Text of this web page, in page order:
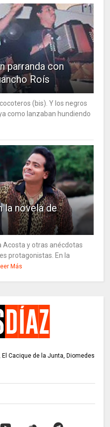
parranda con
Roís
(bis). Y los negros
como lanzaban hundiendo
la novela de
Acosta y otras anécdotas
protagonistas. En la
Más
Cacique de la Junta, Diomedes